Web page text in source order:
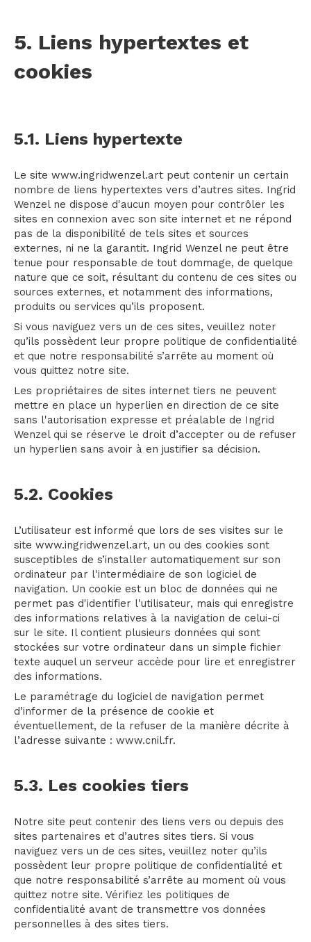
5. Liens hypertextes et
cookies
5.1. Liens hypertexte
Le site www.ingridwenzel.art peut contenir un certain
nombre de liens hypertextes vers d’autres sites. Ingrid
Wenzel ne dispose d'aucun moyen pour contrôler les
sites en connexion avec son site internet et ne répond
pas de la disponibilité de tels sites et sources
externes, ni ne la garantit. Ingrid Wenzel ne peut être
tenue pour responsable de tout dommage, de quelque
nature que ce soit, résultant du contenu de ces sites ou
sources externes, et notamment des informations,
produits ou services qu’ils proposent.
Si vous naviguez vers un de ces sites, veuillez noter
qu’ils possèdent leur propre politique de confidentialité
et que notre responsabilité s’arrête au moment où
vous quittez notre site.
Les propriétaires de sites internet tiers ne peuvent
mettre en place un hyperlien en direction de ce site
sans l'autorisation expresse et préalable de Ingrid
Wenzel qui se réserve le droit d’accepter ou de refuser
un hyperlien sans avoir à en justifier sa décision.
5.2. Cookies
L’utilisateur est informé que lors de ses visites sur le
site www.ingridwenzel.art, un ou des cookies sont
susceptibles de s’installer automatiquement sur son
ordinateur par l'intermédiaire de son logiciel de
navigation. Un cookie est un bloc de données qui ne
permet pas d'identifier l'utilisateur, mais qui enregistre
des informations relatives à la navigation de celui-ci
sur le site. Il contient plusieurs données qui sont
stockées sur votre ordinateur dans un simple fichier
texte auquel un serveur accède pour lire et enregistrer
des informations.
Le paramétrage du logiciel de navigation permet
d’informer de la présence de cookie et
éventuellement, de la refuser de la manière décrite à
l’adresse suivante : www.cnil.fr.
5.3. Les cookies tiers
Notre site peut contenir des liens vers ou depuis des
sites partenaires et d’autres sites tiers. Si vous
naviguez vers un de ces sites, veuillez noter qu’ils
possèdent leur propre politique de confidentialité et
que notre responsabilité s’arrête au moment où vous
quittez notre site. Vérifiez les politiques de
confidentialité avant de transmettre vos données
personnelles à des sites tiers.